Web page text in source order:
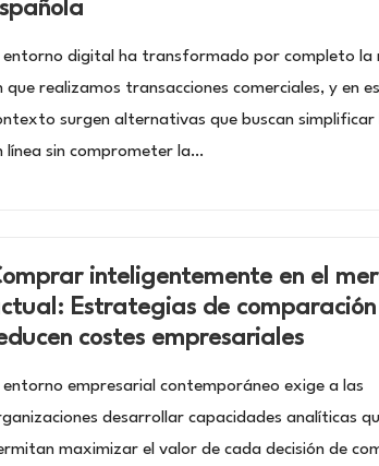
entorno digital ha transformado por completo la
que realizamos transacciones comerciales, y en
surgen alternativas que buscan simplificar
línea sin comprometer la…
inteligentemente en el
Estrategias de
costes empresariales
entorno empresarial contemporáneo exige a las
desarrollar capacidades analíticas
maximizar el valor de cada decisión de